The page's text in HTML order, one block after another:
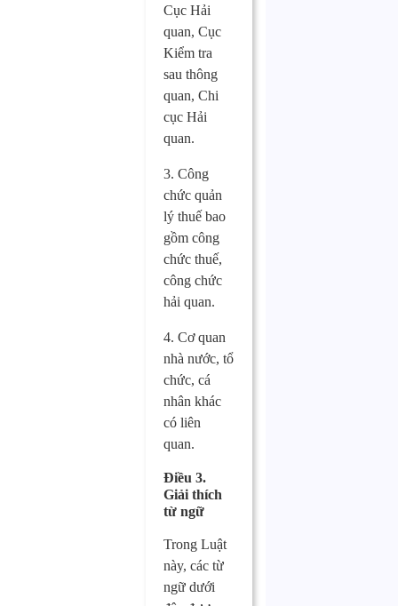
Cục Hải
quan, Cục
Kiểm tra
sau thông
quan, Chi
cục Hải
quan.
3. Công
chức quản
lý thuế bao
gồm công
chức thuế,
công chức
hải quan.
4. Cơ quan
nhà nước, tổ
chức, cá
nhân khác
có liên
quan.
Điều 3.
Giải thích
từ ngữ
Trong Luật
này, các từ
ngữ dưới